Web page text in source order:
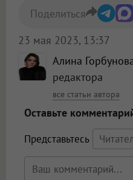
Алина
редактора
все статьи автора
23 мая 2023, 13:37
Поделиться
Оставьте
Представьтесь